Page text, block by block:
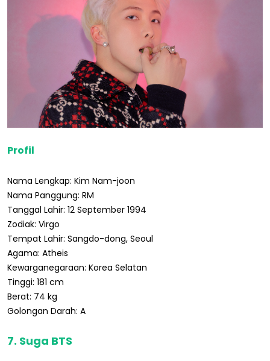
Profil
Nama Lengkap: Kim Nam-joon
Nama Panggung: RM
Tanggal Lahir: 12 September 1994
Zodiak: Virgo
Tempat Lahir: Sangdo-dong, Seoul
Agama: Atheis
Kewarganegaraan: Korea Selatan
Tinggi: 181 cm
Berat: 74 kg
Golongan Darah: A
7. Suga BTS